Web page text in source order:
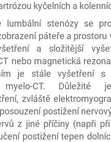
kyčelních a
lumbální stenózy se
páteře a prostoru
a složitější
nebo magnetická
je stále vyšetření s
myelo-CT. Důležité
zvláště
postižení
z jiné příčiny (napři
postižení tepen